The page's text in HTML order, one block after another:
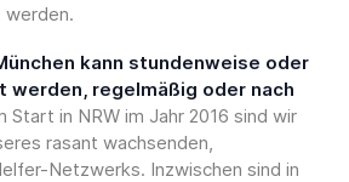
kann stundenweise oder
werden, regelmäßig oder nach
Start in NRW im Jahr 2016 sind wir
rasant wachsenden,
Netzwerks. Inzwischen sind in